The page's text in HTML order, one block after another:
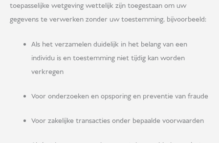
toepasselijke wetgeving wettelijk zijn toegestaan om uw
gegevens te verwerken zonder uw toestemming, bijvoorbeeld:
Als het verzamelen duidelijk in het belang van een
individu is en toestemming niet tijdig kan worden
verkregen
Voor onderzoeken en opsporing en preventie van fraude
Voor zakelijke transacties onder bepaalde voorwaarden